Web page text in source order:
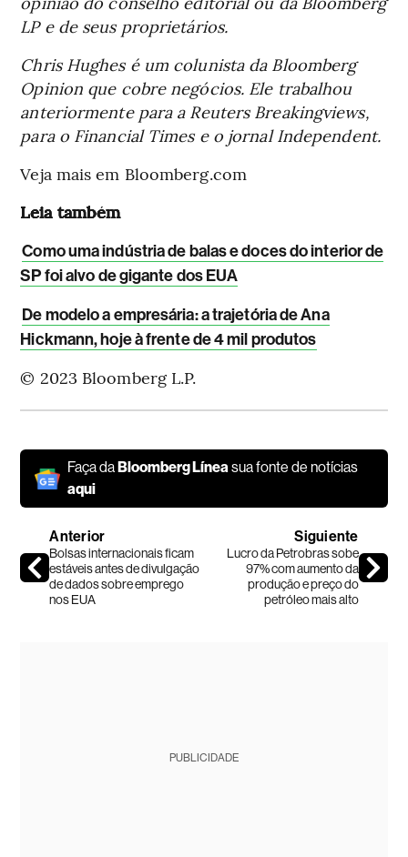
LP e de seus proprietários.
Chris Hughes é um colunista da Bloomberg
Opinion que cobre negócios. Ele trabalhou
anteriormente para a Reuters Breakingviews,
para o Financial Times e o jornal Independent.
Veja mais em Bloomberg.com
Leia também
Como uma indústria de balas e doces do interior de
SP foi alvo de gigante dos EUA
De modelo a empresária: a trajetória de Ana
Hickmann, hoje à frente de 4 mil produtos
© 2023 Bloomberg L.P.
Faça da Bloomberg Líneasua fonte de notícias
aqui
Anterior
Bolsas internacionais ficam
estáveis antes de divulgação
de dados sobre emprego
nos EUA
Siguiente
Lucro da Petrobras sobe
97% com aumento da
produção e preço do
petróleo mais alto
PUBLICIDADE